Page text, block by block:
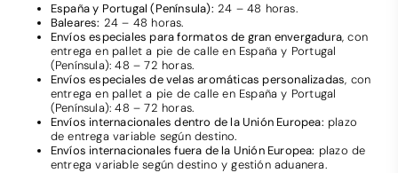
España y Portugal (Península): 24 – 48 horas.
Baleares: 24 – 48 horas.
Envíos especiales para formatos de gran envergadura, con
entrega en pallet a pie de calle en España y Portugal
(Península): 48 – 72 horas.
Envíos especiales de velas aromáticas personalizadas, con
entrega en pallet a pie de calle en España y Portugal
(Península): 48 – 72 horas.
Envíos internacionales dentro de la Unión Europea: plazo
de entrega variable según destino.
Envíos internacionales fuera de la Unión Europea: plazo de
entrega variable según destino y gestión aduanera.